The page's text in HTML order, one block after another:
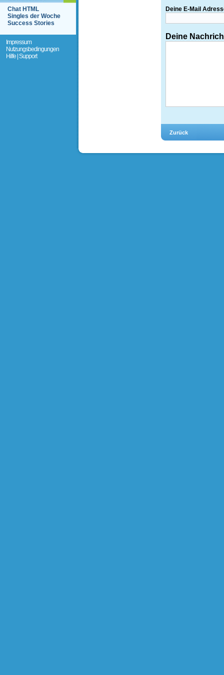
Chat HTML
Singles der Woche
Success Stories
Impressum
Nutzungsbedingungen
Hilfe | Support
Deine E-Mail
Deine